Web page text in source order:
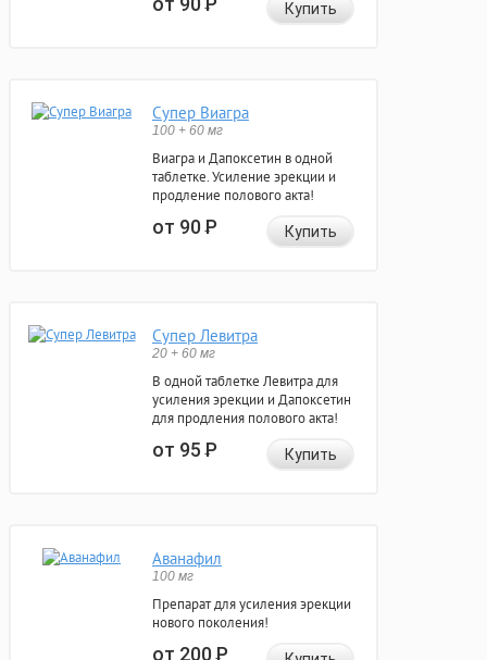
Купить
Супер Виагра
100 + 60 мг
Виагра и Дапоксетин в одной
таблетке. Усиление эрекции и
продление полового акта!
от 90Р Купить
Супер Левитра
20 + 60 мг
В одной таблетке Левитра для
усиления эрекции и Дапоксетин
для продления полового акта!
от 95Р Купить
Аванафил
100 мг
Препарат для усиления эрекции
нового поколения!
от 200Р